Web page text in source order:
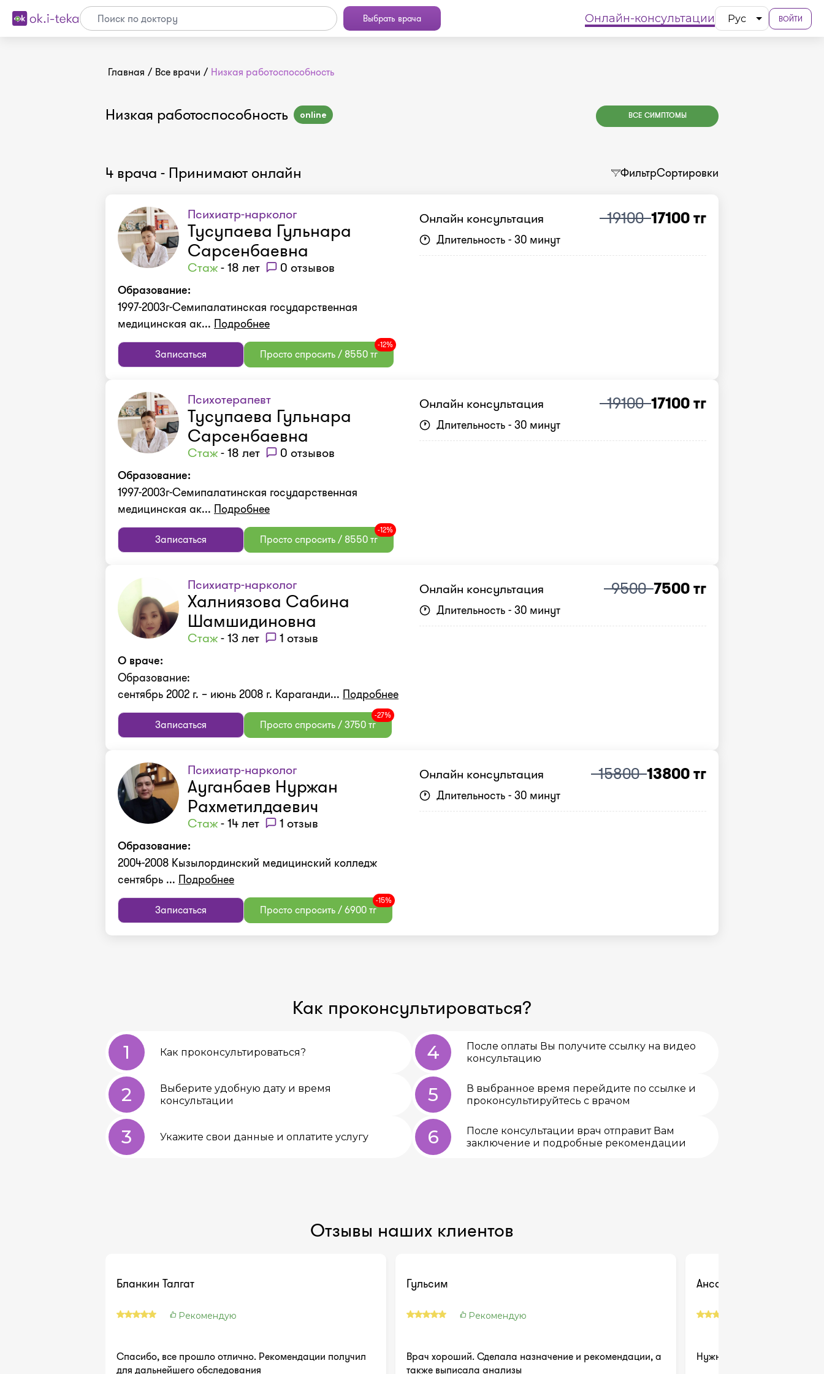
Выбрать врача Онлайн-консультации Рус ВОЙТИ
Главная / Все врачи / Низкая работоспособность
Низкая работоспособность online ВСЕ СИМПТОМЫ
4 врача - Принимают онлайн ФильтрСортировки
Психиатр-нарколог
Тусупаева Гульнара
Сарсенбаевна
Стаж- 18 лет 0 отзывов
Образование:
1997-2003г-Семипалатинская государственная
медицинская ак... Подробнее
Записаться Просто спросить / 8550 тг
-12%
Онлайн консультация 1910017100 тг
Длительность - 30 минут
Психотерапевт
Тусупаева Гульнара
Сарсенбаевна
Стаж- 18 лет 0 отзывов
Образование:
1997-2003г-Семипалатинская государственная
медицинская ак... Подробнее
Записаться Просто спросить / 8550 тг
-12%
Онлайн консультация 1910017100 тг
Длительность - 30 минут
Психиатр-нарколог
Халниязова Сабина
Шамшидиновна
Стаж- 13 лет 1 отзыв
О враче:
Образование:
сентябрь 2002 г. – июнь 2008 г. Караганди... Подробнее
Записаться Просто спросить / 3750 тг
-27%
Онлайн консультация 95007500 тг
Длительность - 30 минут
Психиатр-нарколог
Ауганбаев Нуржан
Рахметилдаевич
Стаж- 14 лет 1 отзыв
Образование:
2004-2008 Кызылординский медицинский колледж
сентябрь ... Подробнее
Записаться Просто спросить / 6900 тг
-15%
Онлайн консультация 1580013800 тг
Длительность - 30 минут
Как проконсультироваться?
1 Как проконсультироваться?
2
Выберите удобную дату и время
консультации
3 Укажите свои данные и оплатите услугу
4
После оплаты Вы получите ссылку на видео
консультацию
5
В выбранное время перейдите по ссылке и
проконсультируйтесь с врачом
6
После консультации врач отправит Вам
заключение и подробные рекомендации
Отзывы наших клиентов
Бланкин Талгат
Рекомендую
Спасибо, все прошло отлично. Рекомендации получил
для дальнейшего обследования
Гульсим
Рекомендую
Врач хороший. Сделала назначение и рекомендации, а
также выписала анализы
Ансар
Нужна была расшифровка